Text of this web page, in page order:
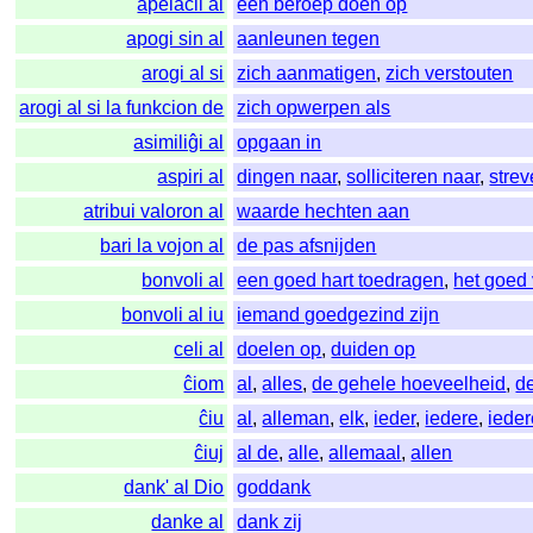
apelacii al
een beroep doen op
apogi sin al
aanleunen tegen
arogi al si
zich aanmatigen,zich verstouten
arogi al si la funkcion de
zich opwerpen als
asimiliĝi al
opgaan in
aspiri al
dingen naar,solliciteren naar,
atribui valoron al
waarde hechten aan
bari la vojon al
de pas afsnijden
bonvoli al
een goed hart toedragen, het
bonvoli al iu
iemand goedgezind zijn
celi al
doelen op,duiden op
ĉiom
al ,alles,de gehele hoeveelheid,
ĉiu
al ,alleman,elk, ieder, iedere,
ĉiuj
al de,alle,allemaal ,allen
dank' al Dio
goddank
danke al
dank zij